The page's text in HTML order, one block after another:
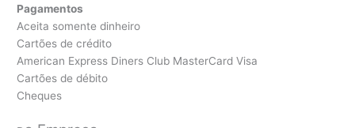
Pagamentos
Aceita somente dinheiro
Cartões de crédito
American Express Diners Club MasterCard Visa
Cartões de débito
Cheques